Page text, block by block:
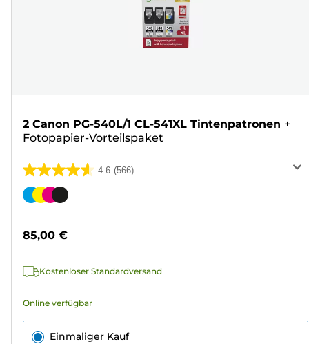
2 Canon PG-540L/1 CL-541XL Tintenpatronen +
Fotopapier-Vorteilspaket
4.6 (566)
4.6
von
566
Farbpatrone
85,00 €
Kostenloser Standardversand
Online verfügbar
Einmaliger Kauf